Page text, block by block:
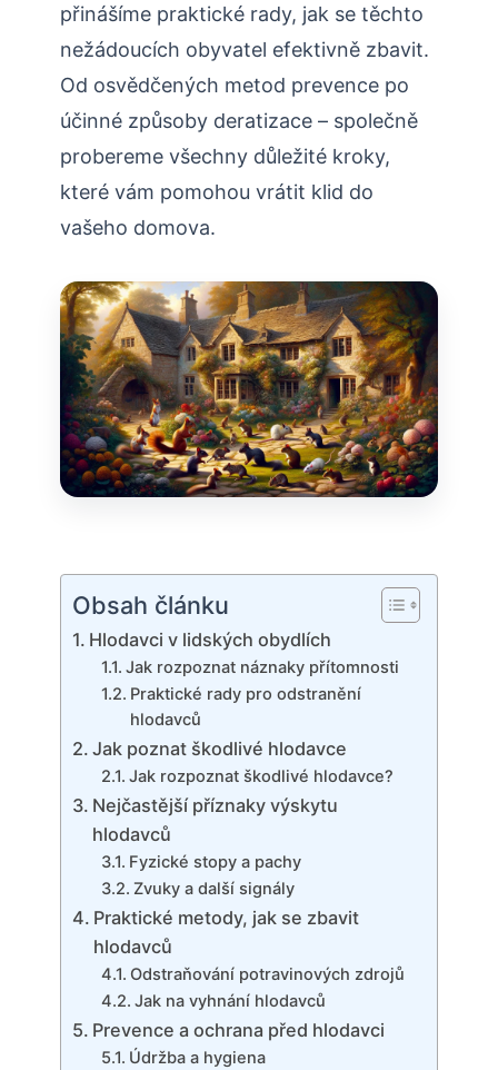
přinášíme praktické⁢ rady, jak se těchto
nežádoucích obyvatel efektivně zbavit.
Od osvědčených metod prevence po‌
účinné způsoby deratizace – společně
probereme všechny důležité kroky,
které vám pomohou vrátit klid do
vašeho⁢ domova.
Obsah článku
Hlodavci v lidských obydlích
Jak rozpoznat náznaky přítomnosti
Praktické rady​ pro odstranění
hlodavců
Jak poznat škodlivé hlodavce
Jak rozpoznat škodlivé ⁣hlodavce?
Nejčastější příznaky výskytu
hlodavců
Fyzické stopy⁤ a pachy
Zvuky a‌ další signály
Praktické metody, jak se zbavit
hlodavců
Odstraňování potravinových zdrojů
Jak na vyhnání⁣ hlodavců
Prevence a ochrana před ‍hlodavci
Údržba a hygiena